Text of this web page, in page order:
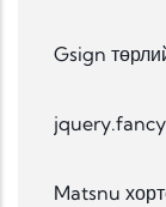
Gsign
Matsnu